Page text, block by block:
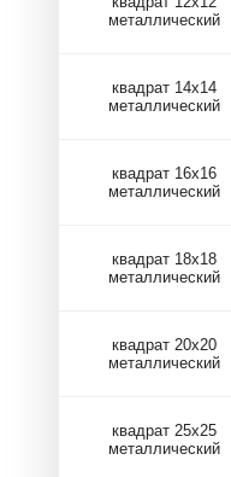
металлический
квадрат 14х14
металлический
квадрат 16х16
металлический
квадрат 18х18
металлический
квадрат 20х20
металлический
квадрат 25х25
металлический